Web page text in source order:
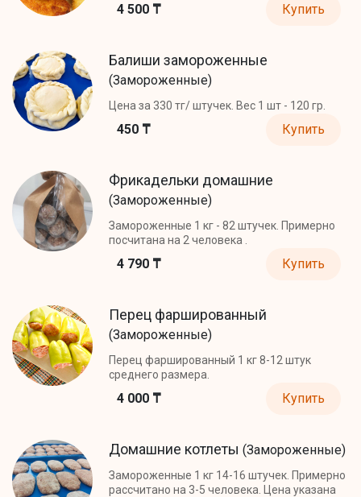
4 500 ₸ Купить
Балиши замороженные
(Замороженные)
Цена за 330 тг/ штучек. Вес 1 шт - 120 гр.
450 ₸ Купить
Фрикадельки домашние
(Замороженные)
Замороженные 1 кг - 82 штучек. Примерно
посчитана на 2 человека .
4 790 ₸ Купить
Перец фаршированный
(Замороженные)
Перец фаршированный 1 кг 8-12 штук
среднего размера.
4 000 ₸ Купить
Домашние котлеты (Замороженные)
Замороженные 1 кг 14-16 штучек. Примерно
рассчитано на 3-5 человека. Цена указана